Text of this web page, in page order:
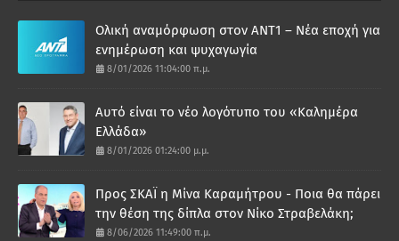
Ολική αναμόρφωση στον ΑΝΤ1 – Νέα εποχή για
ενημέρωση και ψυχαγωγία
8/01/2026 11:04:00 π.μ.
Αυτό είναι το νέο λογότυπο του «Καλημέρα
Ελλάδα»
8/01/2026 01:24:00 μ.μ.
Προς ΣΚΑΪ η Μίνα Καραμήτρου - Ποια θα πάρει
την θέση της δίπλα στον Νίκο Στραβελάκη;
8/06/2026 11:49:00 π.μ.